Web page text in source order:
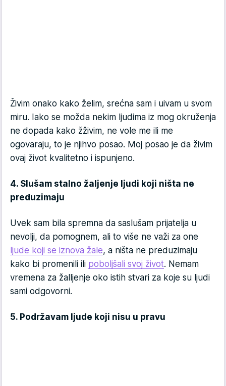
Živim onako kako želim, srećna sam i uivam u svom
miru. Iako se možda nekim ljudima iz mog okruženja
ne dopada kako žživim, ne vole me ili me
ogovaraju, to je njihvo posao. Moj posao je da živim
ovaj život kvalitetno i ispunjeno.
4. Slušam stalno žaljenje ljudi koji ništa ne
preduzimaju
Uvek sam bila spremna da saslušam prijatelja u
nevolji, da pomognem, ali to više ne važi za one
ljude koji se iznova žale, a ništa ne preduzimaju
kako bi promenili ili poboljšali svoj život. Nemam
vremena za žalljenje oko istih stvari za koje su ljudi
sami odgovorni.
5. Podržavam ljude koji nisu u pravu